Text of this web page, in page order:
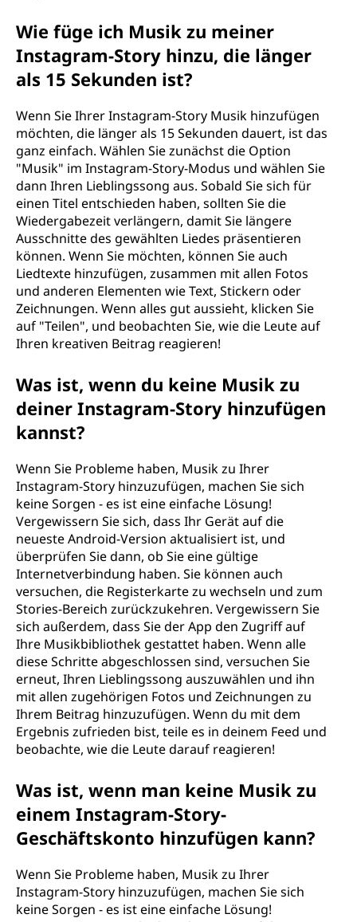
Wie füge ich Musik zu meiner
Instagram-Story hinzu, die länger
als 15 Sekunden ist?
Wenn Sie Ihrer Instagram-Story Musik hinzufügen
möchten, die länger als 15 Sekunden dauert, ist das
ganz einfach. Wählen Sie zunächst die Option
"Musik" im Instagram-Story-Modus und wählen Sie
dann Ihren Lieblingssong aus. Sobald Sie sich für
einen Titel entschieden haben, sollten Sie die
Wiedergabezeit verlängern, damit Sie längere
Ausschnitte des gewählten Liedes präsentieren
können. Wenn Sie möchten, können Sie auch
Liedtexte hinzufügen, zusammen mit allen Fotos
und anderen Elementen wie Text, Stickern oder
Zeichnungen. Wenn alles gut aussieht, klicken Sie
auf "Teilen", und beobachten Sie, wie die Leute auf
Ihren kreativen Beitrag reagieren!
Was ist, wenn du keine Musik zu
deiner Instagram-Story hinzufügen
kannst?
Wenn Sie Probleme haben, Musik zu Ihrer
Instagram-Story hinzuzufügen, machen Sie sich
keine Sorgen - es ist eine einfache Lösung!
Vergewissern Sie sich, dass Ihr Gerät auf die
neueste Android-Version aktualisiert ist, und
überprüfen Sie dann, ob Sie eine gültige
Internetverbindung haben. Sie können auch
versuchen, die Registerkarte zu wechseln und zum
Stories-Bereich zurückzukehren. Vergewissern Sie
sich außerdem, dass Sie der App den Zugriff auf
Ihre Musikbibliothek gestattet haben. Wenn alle
diese Schritte abgeschlossen sind, versuchen Sie
erneut, Ihren Lieblingssong auszuwählen und ihn
mit allen zugehörigen Fotos und Zeichnungen zu
Ihrem Beitrag hinzuzufügen. Wenn du mit dem
Ergebnis zufrieden bist, teile es in deinem Feed und
beobachte, wie die Leute darauf reagieren!
Was ist, wenn man keine Musik zu
einem Instagram-Story-
Geschäftskonto hinzufügen kann?
Wenn Sie Probleme haben, Musik zu Ihrer
Instagram-Story hinzuzufügen, machen Sie sich
keine Sorgen - es ist eine einfache Lösung!